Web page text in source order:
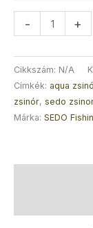
- +
Cikkszám: N/A
Címkék: aqua
zsinór, sedo
Márka: SEDO